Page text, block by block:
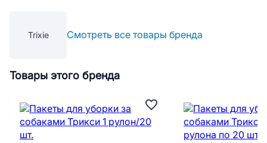
Trixie Смотреть все товары бренда
Товары этого бренда